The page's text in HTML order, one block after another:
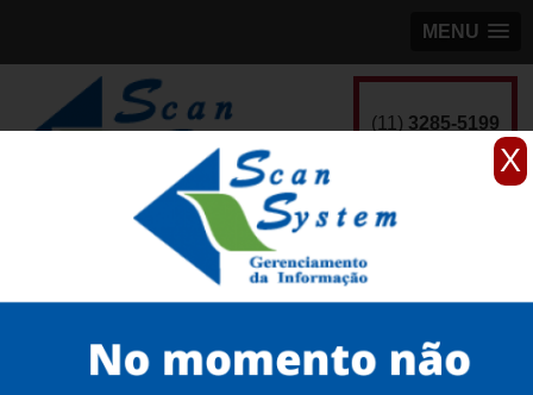
X
MENU
(11) 3285-5199
scanner de documentos antigos
scanner de documentos para empresa
scanner profissional para documentos João Pessoa